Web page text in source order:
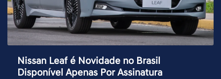
Nissan Leaf é Novidade no Brasil
Disponível Apenas Por Assinatura